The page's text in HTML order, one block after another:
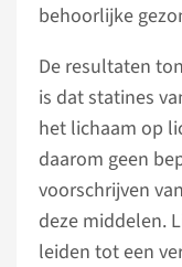
behoorlijke
De resultaten
is dat statines
het lichaam op
daarom geen
voorschrijven
deze middelen.
leiden tot een